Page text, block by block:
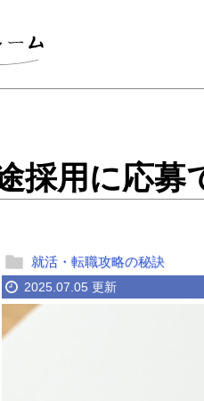
採用に応
就活・転職攻略の秘訣
2025.07.05 更新